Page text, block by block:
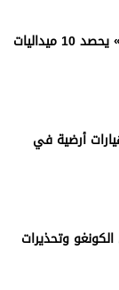
«الباراجوجيتسو الروسي» يحصد 10 ميداليات
أرضية في
1887 في الكونغو وتحذيرات